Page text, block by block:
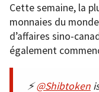
Cette semaine, la
monnaies du
d’affaires sino-
également
⚡️@Shibtoken